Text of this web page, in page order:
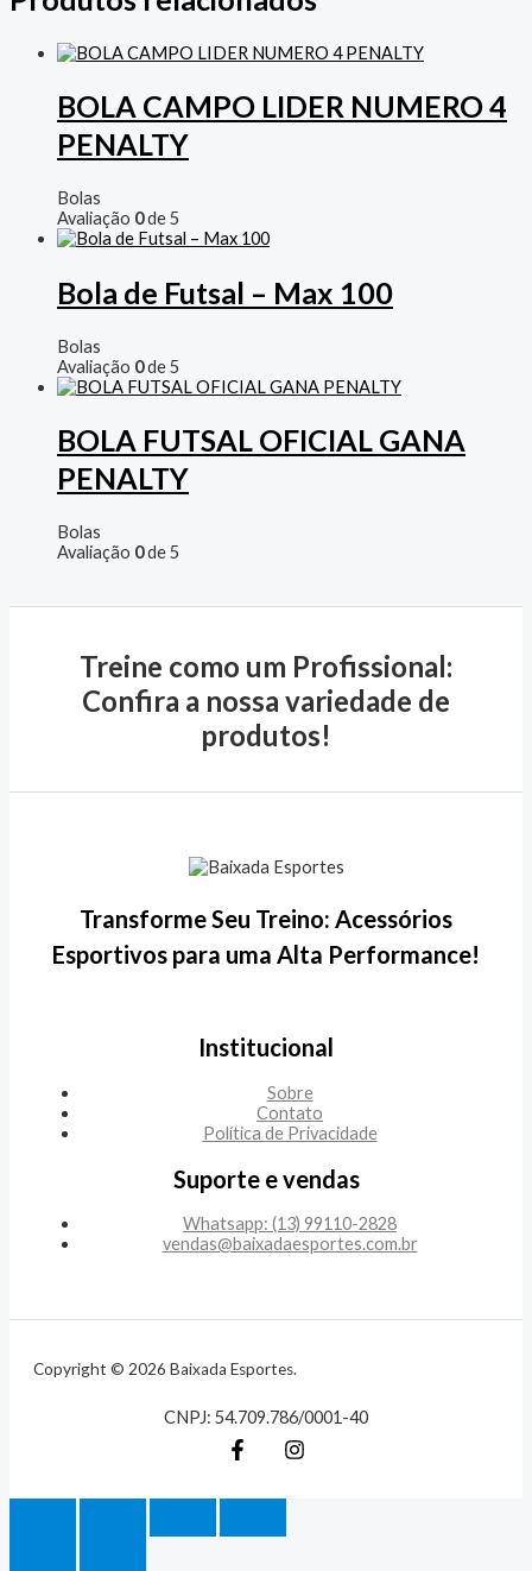
BOLA CAMPO LIDER NUMERO 4
PENALTY
Bolas
Avaliação 0de 5
Bola de Futsal – Max 100
Bolas
Avaliação 0de 5
BOLA FUTSAL OFICIAL GANA
PENALTY
Bolas
Avaliação 0de 5
Treine como um Profissional:
Confira a nossa variedade de
produtos!
Transforme Seu Treino: Acessórios
Esportivos para uma Alta Performance!
Institucional
Sobre
Contato
Política de Privacidade
Suporte e vendas
Whatsapp: (13) 99110-2828
vendas@baixadaesportes.com.br
Copyright © 2026 Baixada Esportes.
CNPJ: 54.709.786/0001-40